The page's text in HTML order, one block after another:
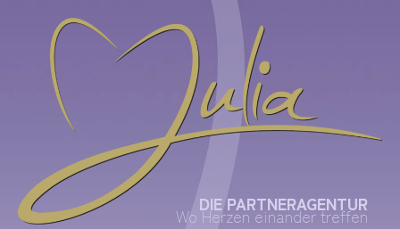
Wo Herzen einander treffen
DIE PARTNERAGENTUR